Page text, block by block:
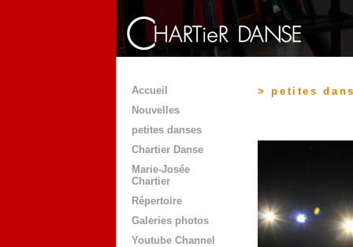
Accueil
Nouvelles
petites danses
Chartier Danse
Marie-Josée
Chartier
Répertoire
Galeries photos
Youtube Channel
> petites